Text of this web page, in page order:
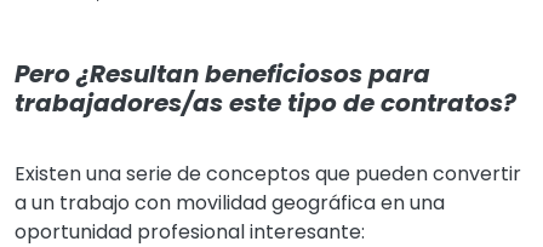
Pero ¿Resultan beneficiosos para
trabajadores/as este tipo de contratos?
Existen una serie de conceptos que pueden convertir
a un trabajo con movilidad geográfica en una
oportunidad profesional interesante: